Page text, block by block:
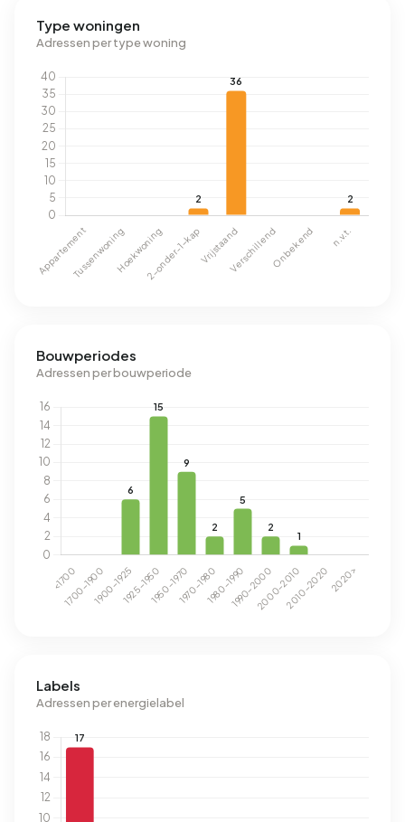
Type woningen
Adressen per type woning
Bouwperiodes
Adressen per bouwperiode
Labels
Adressen per energielabel